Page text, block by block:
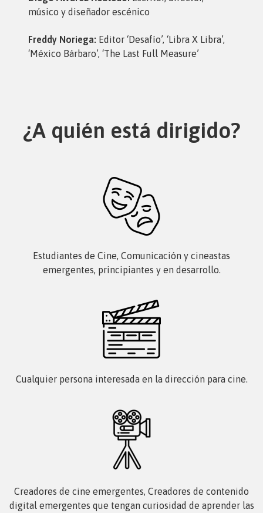
músico y diseñador escénico
Freddy Noriega: Editor ‘Desafío’, ‘Libra X Libra’,
‘México Bárbaro’, ‘The Last Full Measure’
¿A quién está dirigido?
Estudiantes de Cine, Comunicación y cineastas
emergentes, principiantes y en desarrollo.
Cualquier persona interesada en la dirección para cine.
Creadores de cine emergentes, Creadores de contenido
digital emergentes que tengan curiosidad de aprender las